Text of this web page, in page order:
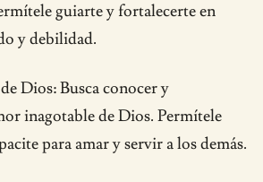
guiarte y fortalecerte en
y debilidad.
Dios: Busca conocer y
inagotable de Dios. Permítele
para amar y servir a los demás.